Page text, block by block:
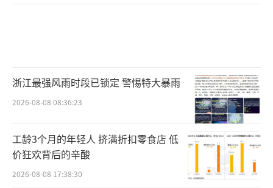
浙江最强风雨时段已锁定 警惕特大暴雨
2026-08-08 08:36:23
工龄3个月的年轻人 挤满折扣零食店 低
价狂欢背后的辛酸
2026-08-08 17:38:30